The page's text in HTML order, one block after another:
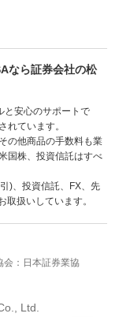
なら証券会社の松
と安心のサポートで
れています。
の他商品の手数料も業
国株、投資信託はすべ
)、投資信託、FX、先
扱いしています。
会：日本証券業協
Ltd.